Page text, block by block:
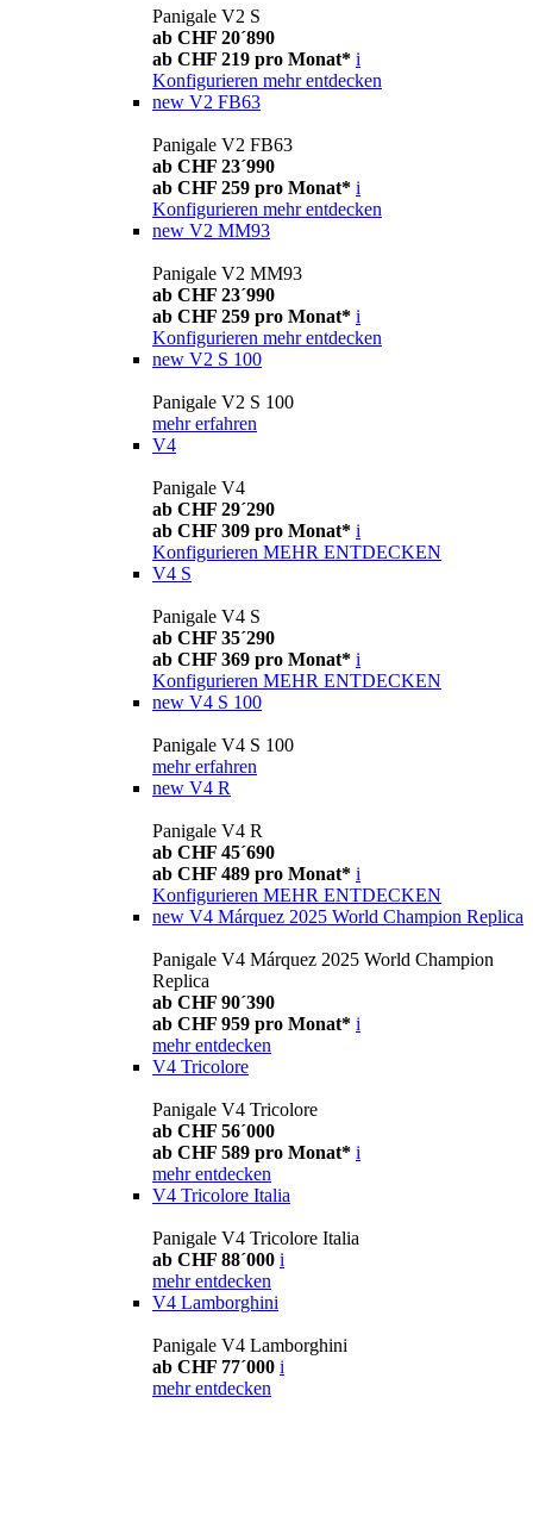
Panigale V2 S
ab CHF 20´890
ab CHF 219 pro Monat* i
Konfigurieren mehr entdecken
new V2 FB63
Panigale V2 FB63
ab CHF 23´990
ab CHF 259 pro Monat* i
Konfigurieren mehr entdecken
new V2 MM93
Panigale V2 MM93
ab CHF 23´990
ab CHF 259 pro Monat* i
Konfigurieren mehr entdecken
new V2 S 100
Panigale V2 S 100
mehr erfahren
V4
Panigale V4
ab CHF 29´290
ab CHF 309 pro Monat* i
Konfigurieren MEHR ENTDECKEN
V4 S
Panigale V4 S
ab CHF 35´290
ab CHF 369 pro Monat* i
Konfigurieren MEHR ENTDECKEN
new V4 S 100
Panigale V4 S 100
mehr erfahren
new V4 R
Panigale V4 R
ab CHF 45´690
ab CHF 489 pro Monat* i
Konfigurieren MEHR ENTDECKEN
new V4 Márquez 2025 World Champion Replica
Panigale V4 Márquez 2025 World Champion
Replica
ab CHF 90´390
ab CHF 959 pro Monat* i
mehr entdecken
V4 Tricolore
Panigale V4 Tricolore
ab CHF 56´000
ab CHF 589 pro Monat* i
mehr entdecken
V4 Tricolore Italia
Panigale V4 Tricolore Italia
ab CHF 88´000 i
mehr entdecken
V4 Lamborghini
Panigale V4 Lamborghini
ab CHF 77´000 i
mehr entdecken